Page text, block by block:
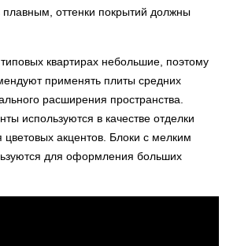
плавным, оттенки покрытий должны
квартирах небольшие, поэтому
применять плиты средних
расширения пространства.
используются в качестве отделки
цветовых акцентов. Блоки с мелким
для оформления больших